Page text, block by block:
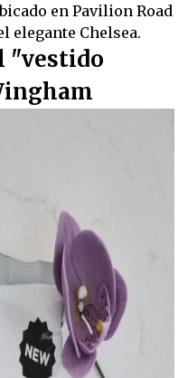
en Pavilion Road
elegante Chelsea.
"vestido